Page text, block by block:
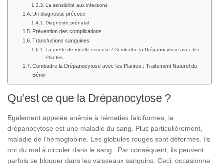
La sensibilité aux infections
Un diagnostic précoce
Diagnostic prénatal
Prévention des complications
Transfusions sanguines
La greffe de moelle osseuse / Combattre la Drépanocytose avec les
Plantes
Combattre la Drépanocytose avec les Plantes : Traitement Naturel du
Bénin
Qu’est ce que la Drépanocytose ?
Egalement appelée anémie à hématies falciformes, la
drépanocytose est une maladie du sang. Plus particulièrement,
maladie de l’hémoglobine. Les globules rouges sont déformés. Ils
ont du mal à circuler dans le sang . Par conséquent, ils peuvent
parfois se bloquer dans les vaisseaux sanguins. Ceci, occasionne